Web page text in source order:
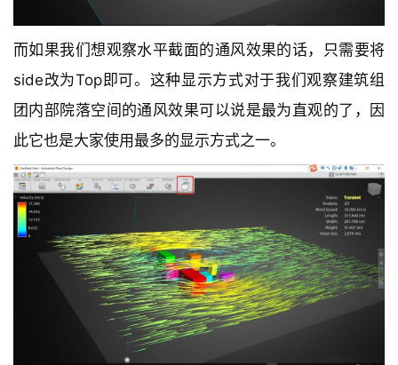
而如果我们想观察水平截面的通风效果的话，只需要将
side改为Top即可。这种显示方式对于我们观察建筑组
团内部院落空间的通风效果可以说是最为直观的了，因
此它也是大家使用最多的显示方式之一。